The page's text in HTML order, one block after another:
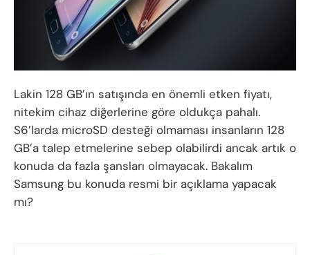
Lakin 128 GB’ın satışında en önemli etken fiyatı,
nitekim cihaz diğerlerine göre oldukça pahalı.
S6’larda microSD desteği olmaması insanların 128
GB’a talep etmelerine sebep olabilirdi ancak artık o
konuda da fazla şansları olmayacak. Bakalım
Samsung bu konuda resmi bir açıklama yapacak
mı?